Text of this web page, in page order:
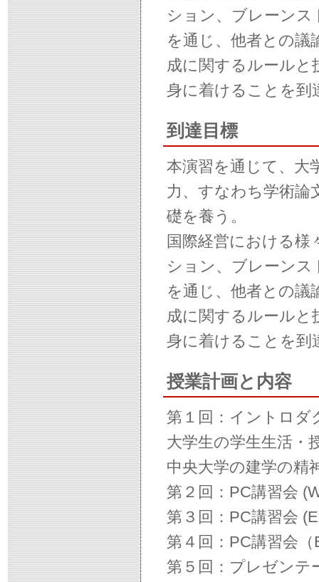
ション、ブレーン
を通じ、他者との議
成に関するルール
身に着けることを到
到達目標
本演習を通じて、大
力、すなわち学術論
礎を養う。
国際経営における
ション、ブレーン
を通じ、他者との議
成に関するルール
身に着けることを到
授業計画と内容
第１回：イントロダ
大学生の学生生活・
中央大学の建学の精
第２回：PC講習会
第３回：PC講習会
第４回：PC講習会
第５回：プレゼンテ